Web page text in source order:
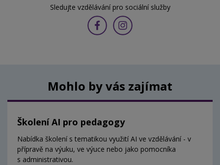
Sledujte vzdělávání pro sociální služby
Mohlo by vás zajímat
Školení AI pro pedagogy
Nabídka školení s tematikou využití AI ve vzdělávání - v
přípravě na výuku, ve výuce nebo jako pomocníka
s administrativou.